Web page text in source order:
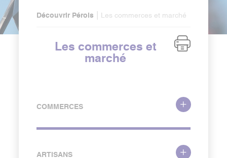
Découvrir Pérols Les commerces et marché
Les commerces et
marché
COMMERCES
ARTISANS